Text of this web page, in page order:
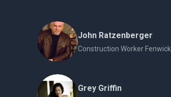
John Ratzenberger
Construction Worker Fenwick
Grey Griffin